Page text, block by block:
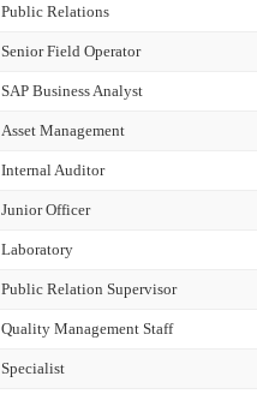
Public Relations
Senior Field Operator
SAP Business Analyst
Asset Management
Internal Auditor
Junior Officer
Laboratory
Public Relation Supervisor
Quality Management Staff
Specialist